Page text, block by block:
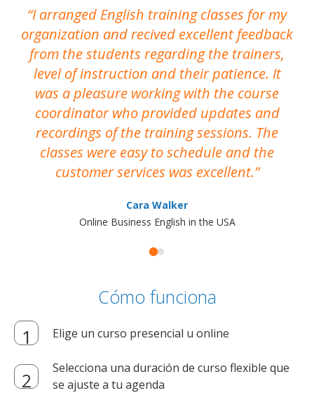
I arranged English training classes for my
organization and recived excellent feedback
from the students regarding the trainers,
level of instruction and their patience. It
was a pleasure working with the course
coordinator who provided updates and
recordings of the training sessions. The
classes were easy to schedule and the
customer services was excellent.
Cara Walker
Online Business English in the USA
Cómo funciona
Elige un curso presencial u online
Selecciona una duración de curso flexible que
se ajuste a tu agenda